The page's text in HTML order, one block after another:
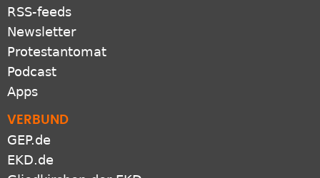
RSS-feeds
Newsletter
Protestantomat
Podcast
Apps
VERBUND
GEP.de
EKD.de